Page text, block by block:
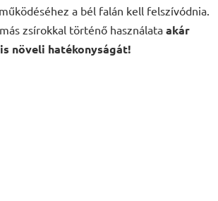
a bél falán kell felszívódnia.
más zsírokkal történő használata akár
növeli hatékonyságát!